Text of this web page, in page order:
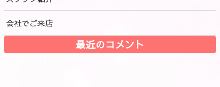
会社でご来店
最近のコメント